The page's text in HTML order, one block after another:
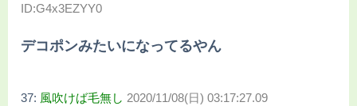
ID:G4x3EZYY0
デコポンみたいになってるやん
37: 風吹けば毛無し 2020/11/08(日) 03:17:27.09